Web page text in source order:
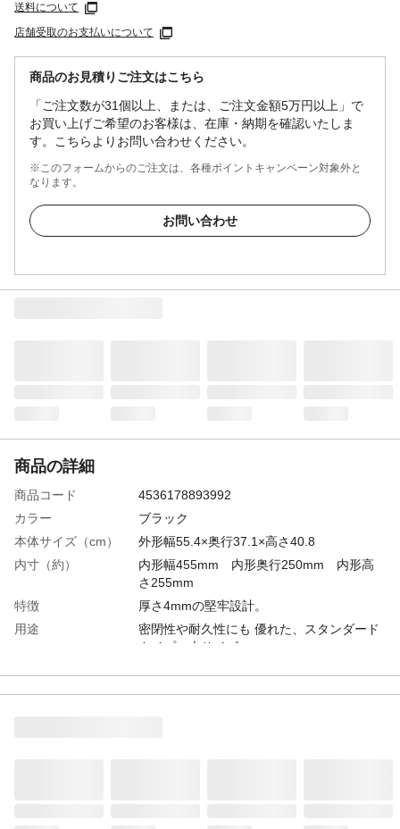
送料について
店舗受取のお支払いについて
商品のお見積りご注文はこちら
「ご注文数が31個以上、または、ご注文金額5万円以上」で
お買い上げご希望のお客様は、在庫・納期を確認いたしま
す。こちらよりお問い合わせください。
※このフォームからのご注文は、各種ポイントキャンペーン対象外と
なります。
お問い合わせ
商品の詳細
商品コード
4536178893992
カラー
ブラック
本体サイズ（cm）
外形幅55.4×奥行37.1×高さ40.8
内寸（約）
内形幅455mm 内形奥行250mm 内形高
さ255mm
特徴
厚さ4mmの堅牢設計。
用途
密閉性や耐久性にも 優れた、スタンダード
タイプの大サイズ。
付属品／セット内容
キャリートレー